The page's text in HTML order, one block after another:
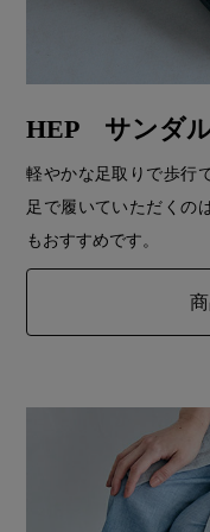
HEP サンダ
軽やかな足取りで歩行
足で履いていただくの
もおすすめです。